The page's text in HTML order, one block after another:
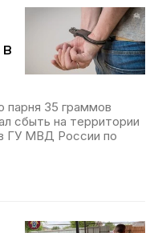
парня 35 граммов
сбыть на территории
ГУ МВД России по